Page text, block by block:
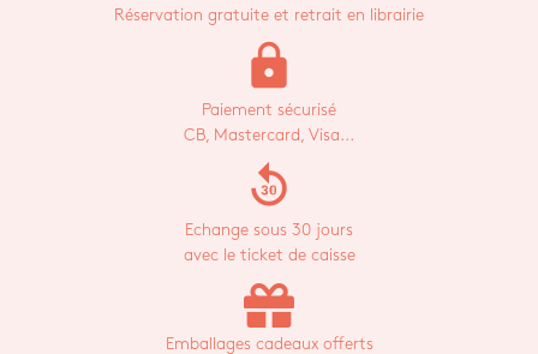
Réservation gratuite et retrait en librairie
lock
Paiement sécurisé
CB, Mastercard, Visa...
replay_30
Echange sous 30 jours
avec le ticket de caisse
Emballages cadeaux offerts